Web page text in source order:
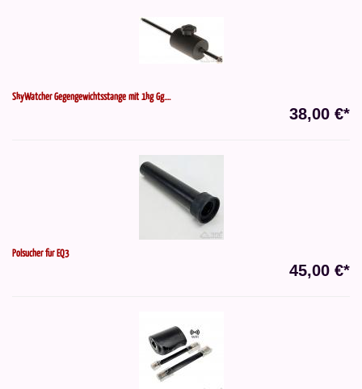
SkyWatcher Gegengewichtsstange mit 1kg Gg....
38,00 €*
Polsucher für EQ3
45,00 €*